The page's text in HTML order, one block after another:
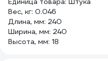
Вес, кг: 0.046
Длина, мм: 240
Ширина, мм: 240
Высота, мм: 18